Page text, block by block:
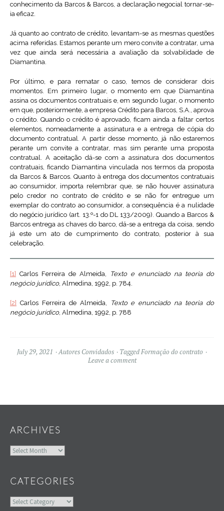
conhecimento da Barcos & Barcos, a declaração negocial tornar-se-
ia eficaz.
Já quanto ao contrato de crédito, levantam-se as mesmas questões
acima referidas. Estamos perante um mero convite a contratar, uma
vez que ainda será necessária a avaliação da solvabilidade de
Diamantina.
Por último, e para rematar o caso, temos de considerar dois
momentos. Em primeiro lugar, o momento em que Diamantina
assina os documentos contratuais e, em segundo lugar, o momento
em que, posteriormente, a empresa Crédito para Barcos, S.A., aprova
o crédito. Quando o crédito é aprovado, ficam ainda a faltar certos
elementos, nomeadamente a assinatura e a entrega de cópia do
documento contratual. A partir desse momento, já não estaremos
perante um convite a contratar, mas sim perante uma proposta
contratual. A aceitação dá-se com a assinatura dos documentos
contratuais, ficando Diamantina vinculada nos termos da proposta
da Barcos & Barcos. Quanto à entrega dos documentos contratuais
ao consumidor, importa relembrar que, se não houver assinatura
pelo credor no contrato de crédito e se não for entregue um
exemplar do contrato ao consumidor, a consequência é a nulidade
do negócio jurídico (art. 13.º-1 do DL 133/2009). Quando a Barcos &
Barcos entrega as chaves do barco, dá-se a entrega da coisa, sendo
já este um ato de cumprimento do contrato, posterior à sua
celebração.
[1] Carlos Ferreira de Almeida,
Texto e enunciado na teoria do
negócio jurídico, Almedina, 1992, p. 784.
[2] Carlos Ferreira de Almeida,
Texto e enunciado na teoria do
negócio jurídico, Almedina, 1992, p. 788
July 29, 2021 Autores Convidados TaggedFormação do contrato
Leave a comment
ARCHIVES
Archives
CATEGORIES
Categories